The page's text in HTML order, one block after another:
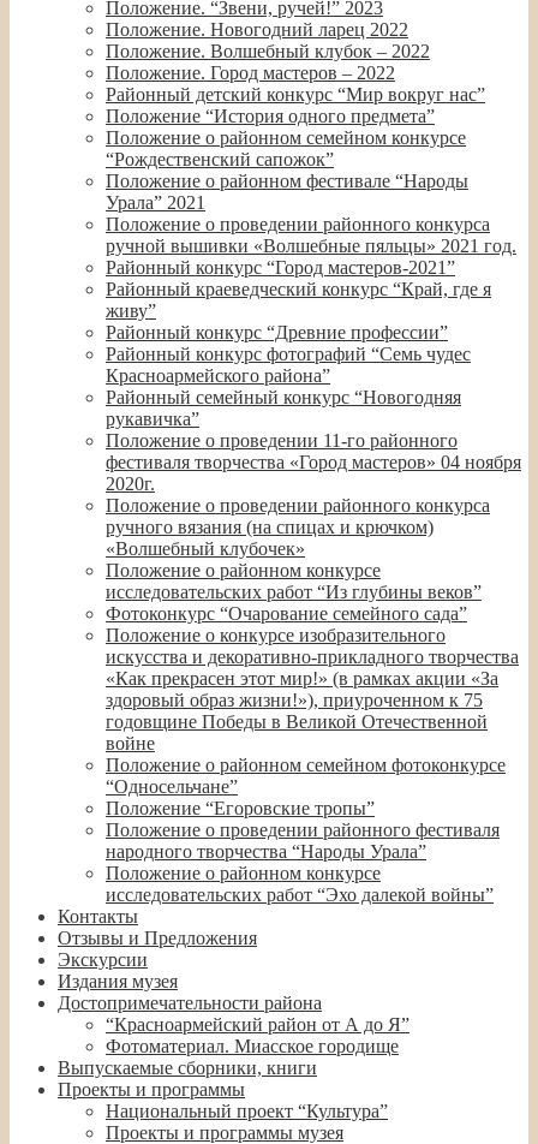
Положение. “Звени, ручей!” 2023
Положение. Новогодний ларец 2022
Положение. Волшебный клубок – 2022
Положение. Город мастеров – 2022
Районный детский конкурс “Мир вокруг нас”
Положение “История одного предмета”
Положение о районном семейном конкурсе
“Рождественский сапожок”
Положение о районном фестивале “Народы
Урала” 2021
Положение о проведении районного конкурса
ручной вышивки «Волшебные пяльцы» 2021 год.
Районный конкурс “Город мастеров-2021”
Районный краеведческий конкурс “Край, где я
живу”
Районный конкурс “Древние профессии”
Районный конкурс фотографий “Семь чудес
Красноармейского района”
Районный семейный конкурс “Новогодняя
рукавичка”
Положение о проведении 11-го районного
фестиваля творчества «Город мастеров» 04 ноября
2020г.
Положение о проведении районного конкурса
ручного вязания (на спицах и крючком)
«Волшебный клубочек»
Положение о районном конкурсе
исследовательских работ “Из глубины веков”
Фотоконкурс “Очарование семейного сада”
Положение о конкурсе изобразительного
искусства и декоративно-прикладного творчества
«Как прекрасен этот мир!» (в рамках акции «За
здоровый образ жизни!»), приуроченном к 75
годовщине Победы в Великой Отечественной
войне
Положение о районном семейном фотоконкурсе
“Односельчане”
Положение “Егоровские тропы”
Положение о проведении районного фестиваля
народного творчества “Народы Урала”
Положение о районном конкурсе
исследовательских работ “Эхо далекой войны”
Контакты
Отзывы и Предложения
Экскурсии
Издания музея
Достопримечательности района
“Красноармейский район от А до Я”
Фотоматериал. Миасское городище
Выпускаемые сборники, книги
Проекты и программы
Национальный проект “Культура”
Проекты и программы музея